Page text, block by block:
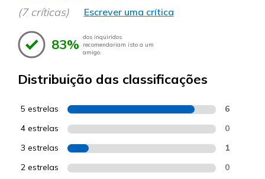
(7 críticas) Escrever uma crítica
83% dos inquiridos
recomendariam isto a um
amigo.
Distribuição das classificações
5 estrelas 6
4 estrelas 0
3 estrelas 1
2 estrelas 0